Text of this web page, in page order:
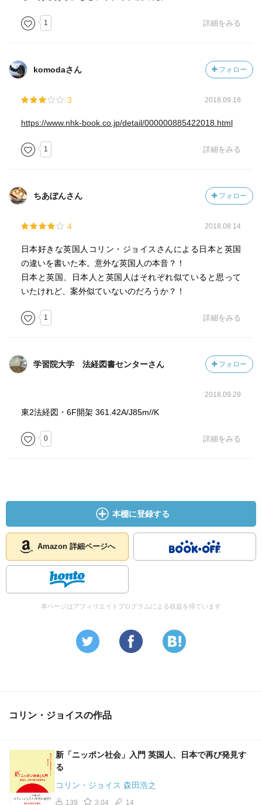
1 詳細をみる
komodaさん フォロー
3 2018.09.18
https://www.nhk-book.co.jp/detail/000000885422018.html
1 詳細をみる
ちあぼんさん フォロー
4 2018.08.14
日本好きな英国人コリン・ジョイスさんによる日本と英国
の違いを書いた本。意外な英国人の本音？！
日本と英国、日本人と英国人はそれぞれ似ていると思って
いたけれど、案外似ていないのだろうか？！
1 詳細をみる
学習院大学 法経図書センターさん フォロー
2018.09.29
東2法経図・6F開架 361.42A/J85m//K
0 詳細をみる
本棚に登録する
Amazon 詳細ページへ
本ページはアフィリエイトプログラムによる収益を得ています
コリン・ジョイスの作品
新「ニッポン社会」入門 英国人、日本で再び発見す
る
コリン・ジョイス 森田浩之
139 3.04 14